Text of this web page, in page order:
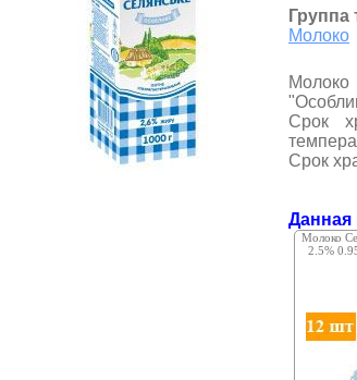
Группа
Молоко
Молоко
Срок
Срок
Данная
Молоко
2.5%